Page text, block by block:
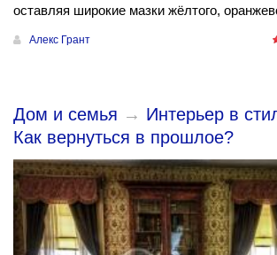
оставляя широкие мазки жёлтого,
Алекс Грант
Дом и семья → Интерьер в
Как вернуться в прошлое?